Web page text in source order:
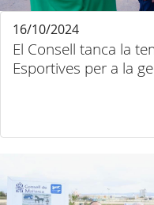
El Consell tanca la
Esportives per a la
16/10/2024